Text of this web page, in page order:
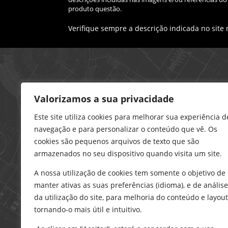
Valorizamos a sua privacidade
Este site utiliza cookies para melhorar sua experiência
navegação e para personalizar o conteúdo que vê. Os
cookies são pequenos arquivos de texto que são
armazenados no seu dispositivo quando visita um site.
A nossa utilização de cookies tem somente o objetivo de
manter ativas as suas preferências (idioma), e de análise
da utilização do site, para melhoria do conteúdo e
tornando-o mais útil e intuitivo.
produto questão.
Verifique sempre a descrição indicada no site
21 296 0195
912 606 251
charneca@delarobia.pt
R. António Andrade, 1116
2820-287 • Charneca da Caparica
Loja – Tires
214 453 329
919 865 192